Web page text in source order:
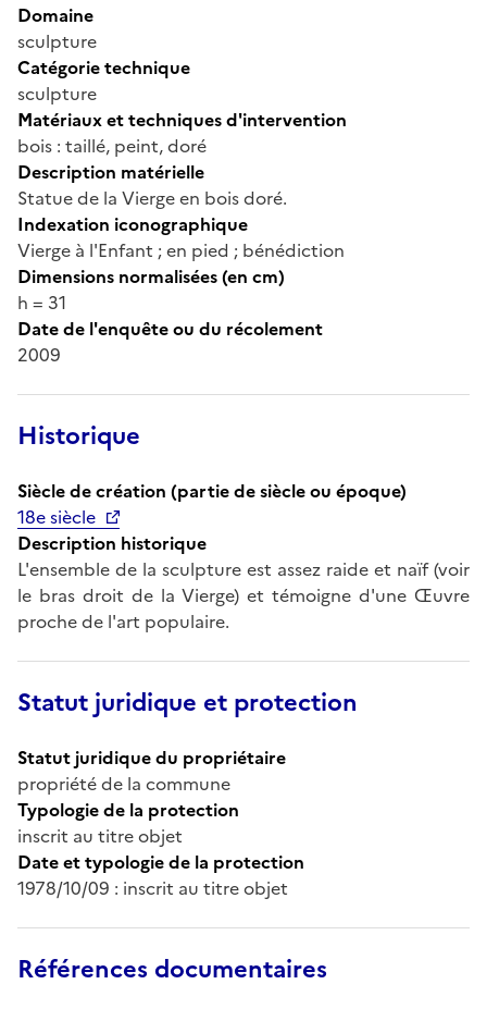
Domaine
sculpture
Catégorie technique
sculpture
Matériaux et techniques d'intervention
bois : taillé, peint, doré
Description matérielle
Statue de la Vierge en bois doré.
Indexation iconographique
Vierge à l'Enfant ; en pied ; bénédiction
Dimensions normalisées (en cm)
h = 31
Date de l'enquête ou du récolement
2009
Historique
Siècle de création (partie de siècle ou époque)
18e siècle
Description historique
L'ensemble de la sculpture est assez raide et naïf (voir
le bras droit de la Vierge) et témoigne d'une Œuvre
proche de l'art populaire.
Statut juridique et protection
Statut juridique du propriétaire
propriété de la commune
Typologie de la protection
inscrit au titre objet
Date et typologie de la protection
1978/10/09 : inscrit au titre objet
Références documentaires